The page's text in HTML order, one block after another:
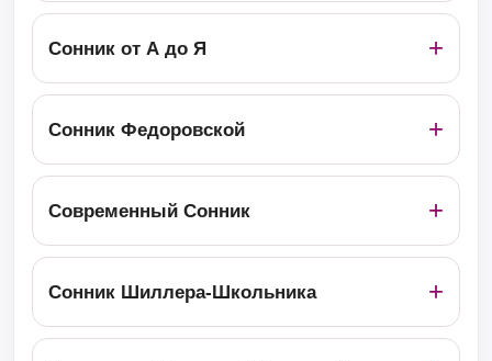
Сонник от А до Я
Сонник Федоровской
Современный Сонник
Сонник Шиллера-Школьника